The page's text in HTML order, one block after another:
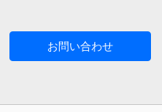
お問い合わせ